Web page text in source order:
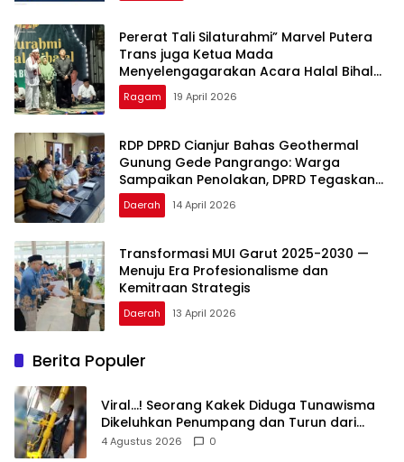
Pererat Tali Silaturahmi” Marvel Putera
Trans juga Ketua Mada
Menyelengagarakan Acara Halal Bihalal
Bersama Warga Burangkeng Dan tokoh
Ragam 19 April 2026
RDP DPRD Cianjur Bahas Geothermal
Gunung Gede Pangrango: Warga
Sampaikan Penolakan, DPRD Tegaskan
Kewenangan Ada di Pemerintah Pusat
Daerah 14 April 2026
Transformasi MUI Garut 2025-2030 —
Menuju Era Profesionalisme dan
Kemitraan Strategis
Daerah 13 April 2026
Berita Populer
Viral…! Seorang Kakek Diduga Tunawisma
Dikeluhkan Penumpang dan Turun dari
TransJakarta Karena Bau Badan
4 Agustus 2026 0